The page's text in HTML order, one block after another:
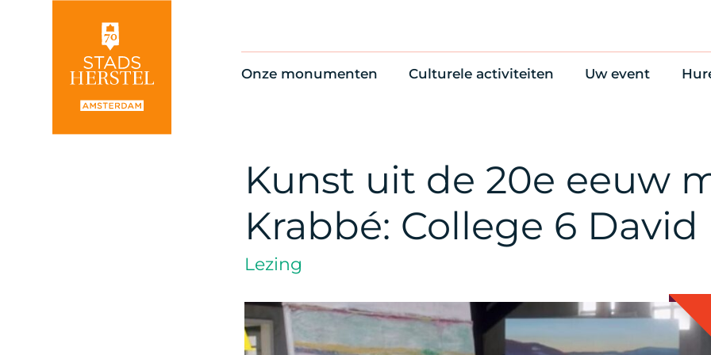
Onze monumenten
Thema’s
Culturele activiteiten
Voor Vrienden
Online activiteiten
Uw event
Diner en receptie
Trouwen
Kunst uit de 20e eeuw
Krabbé: College 6
Lezing